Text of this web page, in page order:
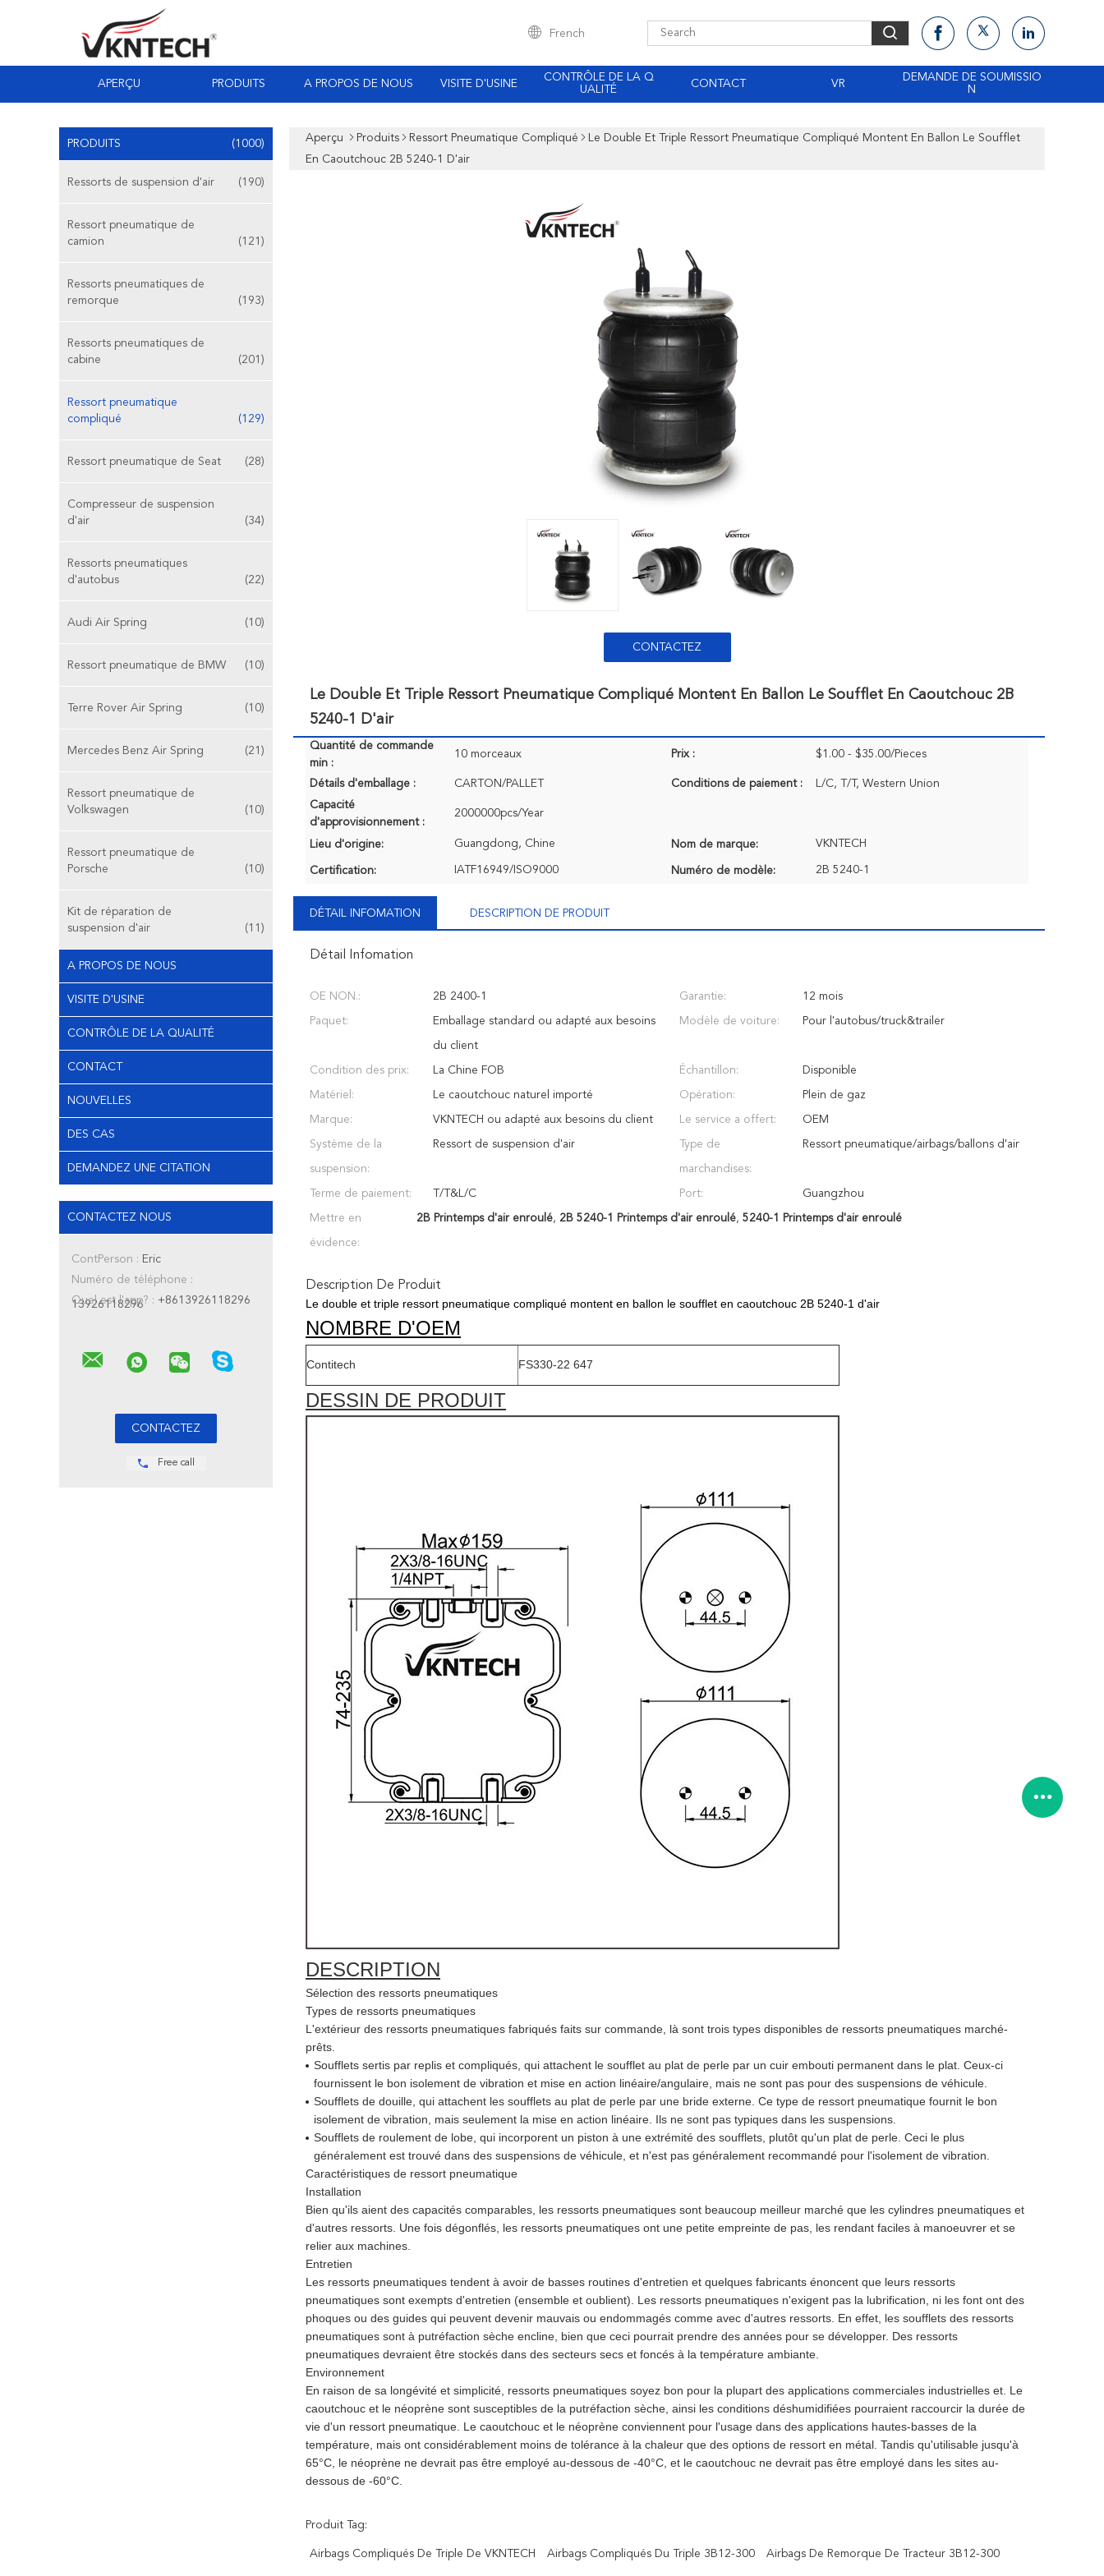
French
APERÇU PRODUITS A PROPOS DE NOUS VISITE D'USINE
CONTRÔLE DE LA Q
UALITÉ
CONTACT VR
DEMANDE DE SOUMISSIO
N
PRODUITS (1000)
Ressorts de suspension d'air (190)
Ressort pneumatique de
camion
(121)
Ressorts pneumatiques de
remorque
(193)
Ressorts pneumatiques de
cabine
(201)
Ressort pneumatique
compliqué
(129)
Ressort pneumatique de Seat (28)
Compresseur de suspension
d'air
(34)
Ressorts pneumatiques
d'autobus
(22)
Audi Air Spring (10)
Ressort pneumatique de BMW (10)
Terre Rover Air Spring (10)
Mercedes Benz Air Spring (21)
Ressort pneumatique de
Volkswagen
(10)
Ressort pneumatique de
Porsche
(10)
Kit de réparation de
suspension d'air
(11)
A PROPOS DE NOUS
VISITE D'USINE
CONTRÔLE DE LA QUALITÉ
CONTACT
NOUVELLES
DES CAS
DEMANDEZ UNE CITATION
CONTACTEZ NOUS
ContPerson : Eric
Numéro de téléphone :
13926118296
Quel est l'app? : +8613926118296
Free call
Aperçu Produits Ressort Pneumatique Compliqué
Le Double Et Triple Ressort Pneumatique Compliqué Montent En Ballon Le Soufflet
En Caoutchouc 2B 5240-1 D'air
CONTACTEZ
Le Double Et Triple Ressort Pneumatique Compliqué Montent En Ballon Le Soufflet En Caoutchouc 2B
5240-1 D'air
Quantité de commande
min :
10 morceaux Prix : $1.00 - $35.00/Pieces
Détails d'emballage : CARTON/PALLET Conditions de paiement :
L/C, T/T, Western Union
Capacité
d'approvisionnement :
2000000pcs/Year
Lieu d'origine: Guangdong, Chine Nom de marque: VKNTECH
Certification: IATF16949/ISO9000 Numéro de modèle: 2B 5240-1
DÉTAIL INFOMATION DESCRIPTION DE PRODUIT
Détail Infomation
OE NON.: 2B 2400-1 Garantie: 12 mois
Paquet: Emballage standard ou adapté aux besoins
du client
Modèle de voiture: Pour l'autobus/truck&trailer
Condition des prix: La Chine FOB Échantillon: Disponible
Matériel: Le caoutchouc naturel importé Opération: Plein de gaz
Marque: VKNTECH ou adapté aux besoins du client Le service a offert: OEM
Système de la
suspension:
Ressort de suspension d'air Type de
marchandises:
Ressort pneumatique/airbags/ballons d'air
Terme de paiement: T/T&L/C Port: Guangzhou
Mettre en
évidence:
2B Printemps d'air enroulé, 2B 5240-1 Printemps d'air enroulé, 5240-1 Printemps d'air enroulé
Description De Produit
Le double et triple ressort pneumatique compliqué montent en ballon le soufflet en caoutchouc 2B 5240-1 d'air
NOMBRE D'OEM
Contitech FS330-22 647
DESSIN DE PRODUIT
DESCRIPTION
Sélection des ressorts pneumatiques
Types de ressorts pneumatiques
L'extérieur des ressorts pneumatiques fabriqués faits sur commande, là sont trois types disponibles de ressorts pneumatiques marché-
prêts.
Soufflets sertis par replis et compliqués, qui attachent le soufflet au plat de perle par un cuir embouti permanent dans le plat. Ceux-ci
fournissent le bon isolement de vibration et mise en action linéaire/angulaire, mais ne sont pas pour des suspensions de véhicule.
Soufflets de douille, qui attachent les soufflets au plat de perle par une bride externe. Ce type de ressort pneumatique fournit le bon
isolement de vibration, mais seulement la mise en action linéaire. Ils ne sont pas typiques dans les suspensions.
Soufflets de roulement de lobe, qui incorporent un piston à une extrémité des soufflets, plutôt qu'un plat de perle. Ceci le plus
généralement est trouvé dans des suspensions de véhicule, et n'est pas généralement recommandé pour l'isolement de vibration.
Caractéristiques de ressort pneumatique
Installation
Bien qu'ils aient des capacités comparables, les ressorts pneumatiques sont beaucoup meilleur marché que les cylindres pneumatiques et
d'autres ressorts. Une fois dégonflés, les ressorts pneumatiques ont une petite empreinte de pas, les rendant faciles à manoeuvrer et se
relier aux machines.
Entretien
Les ressorts pneumatiques tendent à avoir de basses routines d'entretien et quelques fabricants énoncent que leurs ressorts
pneumatiques sont exempts d'entretien (ensemble et oublient). Les ressorts pneumatiques n'exigent pas la lubrification, ni les font ont des
phoques ou des guides qui peuvent devenir mauvais ou endommagés comme avec d'autres ressorts. En effet, les soufflets des ressorts
pneumatiques sont à putréfaction sèche encline, bien que ceci pourrait prendre des années pour se développer. Des ressorts
pneumatiques devraient être stockés dans des secteurs secs et foncés à la température ambiante.
Environnement
En raison de sa longévité et simplicité, ressorts pneumatiques soyez bon pour la plupart des applications commerciales industrielles et. Le
caoutchouc et le néoprène sont susceptibles de la putréfaction sèche, ainsi les conditions déshumidifiées pourraient raccourcir la durée de
vie d'un ressort pneumatique. Le caoutchouc et le néoprène conviennent pour l'usage dans des applications hautes-basses de la
température, mais ont considérablement moins de tolérance à la chaleur que des options de ressort en métal. Tandis qu'utilisable jusqu'à
65°C, le néoprène ne devrait pas être employé au-dessous de -40°C, et le caoutchouc ne devrait pas être employé dans les sites au-
dessous de -60°C.
Produit Tag:
Airbags Compliqués De Triple De VKNTECH Airbags Compliqués Du Triple 3B12-300 Airbags De Remorque De Tracteur 3B12-300